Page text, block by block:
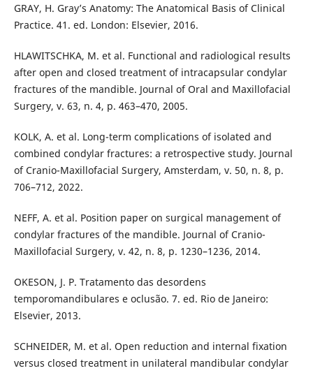
GRAY, H. Gray’s Anatomy: The Anatomical Basis of Clinical
Practice. 41. ed. London: Elsevier, 2016.
HLAWITSCHKA, M. et al. Functional and radiological results
after open and closed treatment of intracapsular condylar
fractures of the mandible. Journal of Oral and Maxillofacial
Surgery, v. 63, n. 4, p. 463–470, 2005.
KOLK, A. et al. Long-term complications of isolated and
combined condylar fractures: a retrospective study. Journal
of Cranio-Maxillofacial Surgery, Amsterdam, v. 50, n. 8, p.
706–712, 2022.
NEFF, A. et al. Position paper on surgical management of
condylar fractures of the mandible. Journal of Cranio-
Maxillofacial Surgery, v. 42, n. 8, p. 1230–1236, 2014.
OKESON, J. P. Tratamento das desordens
temporomandibulares e oclusão. 7. ed. Rio de Janeiro:
Elsevier, 2013.
SCHNEIDER, M. et al. Open reduction and internal fixation
versus closed treatment in unilateral mandibular condylar